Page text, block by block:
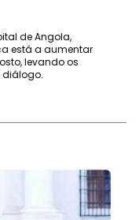
de Angola,
está a aumentar
levando os
diálogo.